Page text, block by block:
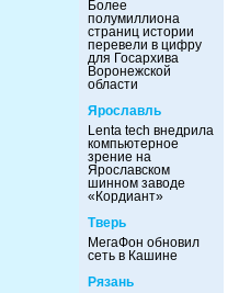
Более
полумиллиона
страниц истории
перевели в цифру
для Госархива
Воронежской
области
Ярославль
Lenta tech внедрила
компьютерное
зрение на
Ярославском
шинном заводе
«Кордиант»
Тверь
МегаФон обновил
сеть в Кашине
Рязань